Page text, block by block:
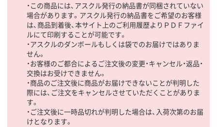
・この商品には、アスクル発行の納品書が同梱されていない
場合があります。アスクル発行の納品書をご希望のお客様
は、商品到着後、本サイト上のご利用履歴よりＰＤＦファイ
ルにて印刷することが可能です。
・アスクルのダンボールもしくは袋でのお届けではありま
せん。
・お客様のご都合によるご注文後の変更・キャンセル・返品・
交換はお受けできません。
・商品のご注文後に商品がお届けできないことが判明した
際には、ご注文をキャンセルさせていただくことがありま
す。
・ご注文後に一時品切れが判明した場合は、入荷次第のお届
けとなります。